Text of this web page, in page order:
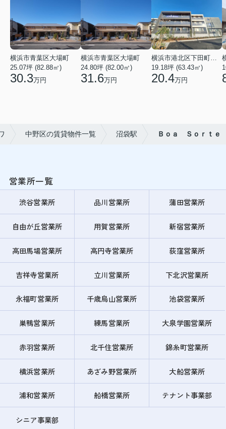
横浜市青葉区大場町
25.07坪 (82.88㎡)
30.3万円
横浜市青葉区大場町
24.80坪 (82.00㎡)
31.6万円
19.18坪 (63.43㎡)
20.4万円
中野区の賃貸物件一覧 沼袋駅 Ｂｏａ Ｓｏｒｔｅ
営業所一覧
渋谷営業所 品川営業所 蒲田営業所
自由が丘営業所 用賀営業所 新宿営業所
高田馬場営業所 高円寺営業所 荻窪営業所
吉祥寺営業所 立川営業所 下北沢営業所
永福町営業所 千歳烏山営業所 池袋営業所
巣鴨営業所 練馬営業所 大泉学園営業所
赤羽営業所 北千住営業所 錦糸町営業所
横浜営業所 あざみ野営業所 大船営業所
浦和営業所 船橋営業所 テナント事業部
シニア事業部